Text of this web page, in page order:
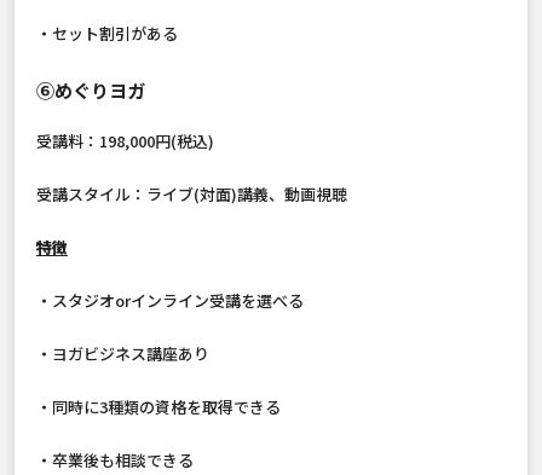
・セット割引がある
⑥めぐりヨガ
受講料：198,000円(税込)
受講スタイル：ライブ(対面)講義、動画視聴
特徴
・スタジオorインライン受講を選べる
・ヨガビジネス講座あり
・同時に3種類の資格を取得できる
・卒業後も相談できる